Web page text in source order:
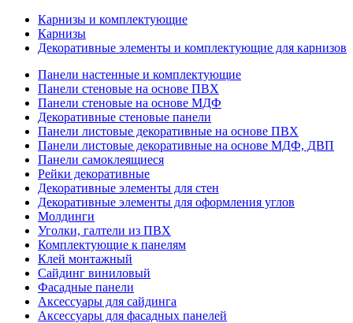
Карнизы и комплектующие
Карнизы
Декоративные элементы и комплектующие для карнизов
Панели настенные и комплектующие
Панели стеновые на основе ПВХ
Панели стеновые на основе МДФ
Декоративные стеновые панели
Панели листовые декоративные на основе ПВХ
Панели листовые декоративные на основе МДФ, ДВП
Панели самоклеящиеся
Рейки декоративные
Декоративные элементы для стен
Декоративные элементы для оформления углов
Молдинги
Уголки, галтели из ПВХ
Комплектующие к панелям
Клей монтажный
Сайдинг виниловый
Фасадные панели
Аксессуары для сайдинга
Аксессуары для фасадных панелей